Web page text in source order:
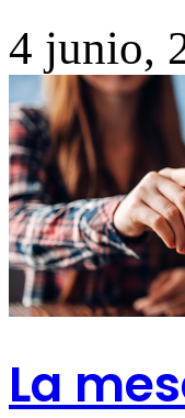
4 junio,
La